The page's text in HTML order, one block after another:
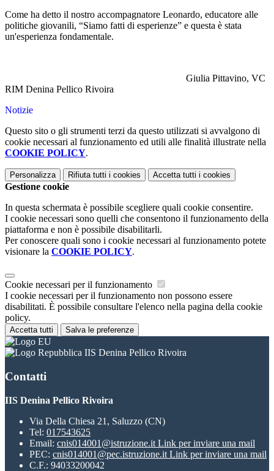
Come ha detto il nostro accompagnatore Leonardo, educatore alle
politiche giovanili, “Siamo fatti di esperienze” e questa è stata
un'esperienza fondamentale.
Giulia Pittavino, VC
RIM Denina Pellico Rivoira
Notizie
Questo sito o gli strumenti terzi da questo utilizzati si avvalgono di
cookie necessari al funzionamento ed utili alle finalità illustrate nella
COOKIE POLICY.
Personalizza Rifiuta tutti i cookies Accetta tutti i cookies
Gestione cookie
In questa schermata è possibile scegliere quali cookie consentire.
I cookie necessari sono quelli che consentono il funzionamento della
piattaforma e non è possibile disabilitarli.
Per conoscere quali sono i cookie necessari al funzionamento potete
visionare la COOKIE POLICY.
Cookie necessari per il funzionamento
I cookie necessari per il funzionamento non possono essere
disabilitati. È possibile consultare l'elenco nella pagina della cookie
policy.
Accetta tutti Salva le preferenze
IIS Denina Pellico Rivoira
Contatti
IIS Denina Pellico Rivoira
Via Della Chiesa 21, Saluzzo (CN)
Tel: 017543625
Email: cnis014001@istruzione.it Link per inviare una mail
PEC: cnis014001@pec.istruzione.it Link per inviare una mail
C.F.: 94033200042